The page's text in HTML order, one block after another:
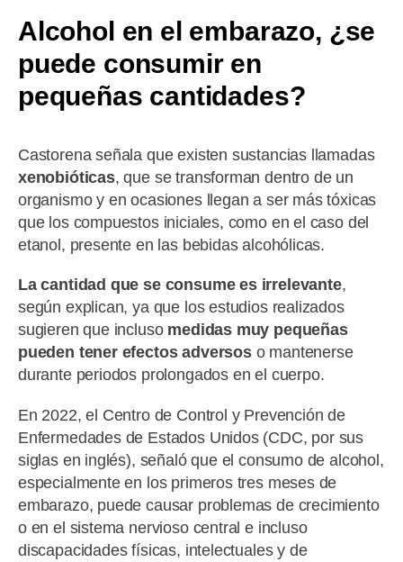
Alcohol en el embarazo, ¿se
puede consumir en
pequeñas cantidades?
Castorena señala que existen sustancias llamadas
xenobióticas, que se transforman dentro de un
organismo y en ocasiones llegan a ser más tóxicas
que los compuestos iniciales, como en el caso del
etanol, presente en las bebidas alcohólicas.
La cantidad que se consume es irrelevante,
según explican, ya que los estudios realizados
sugieren que incluso medidas muy pequeñas
pueden tener efectos adversoso mantenerse
durante periodos prolongados en el cuerpo.
En 2022, el Centro de Control y Prevención de
Enfermedades de Estados Unidos (CDC, por sus
siglas en inglés), señaló que el consumo de alcohol,
especialmente en los primeros tres meses de
embarazo, puede causar problemas de crecimiento
o en el sistema nervioso central e incluso
discapacidades físicas, intelectuales y de